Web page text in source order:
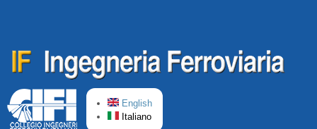
English
Italiano